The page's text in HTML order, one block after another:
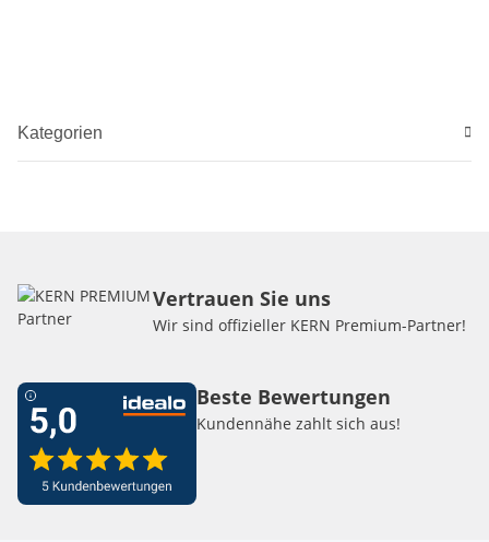
Kategorien
Vertrauen Sie uns
Wir sind offizieller KERN Premium-Partner!
Beste Bewertungen
Kundennähe zahlt sich aus!